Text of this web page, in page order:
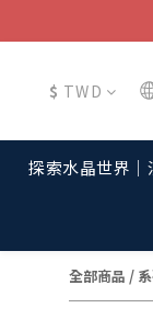
$ TWD
探索水晶世界│
全部商品 /